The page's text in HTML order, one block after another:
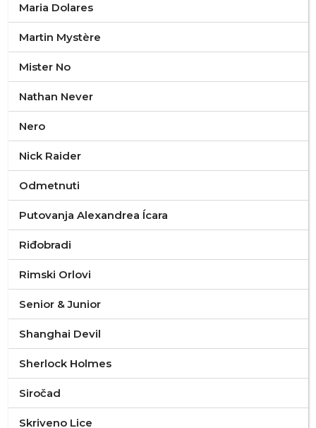
Maria Dolares
Martin Mystère
Mister No
Nathan Never
Nero
Nick Raider
Odmetnuti
Putovanja Alexandrea Ícara
Riđobradi
Rimski Orlovi
Senior & Junior
Shanghai Devil
Sherlock Holmes
Siročad
Skriveno Lice